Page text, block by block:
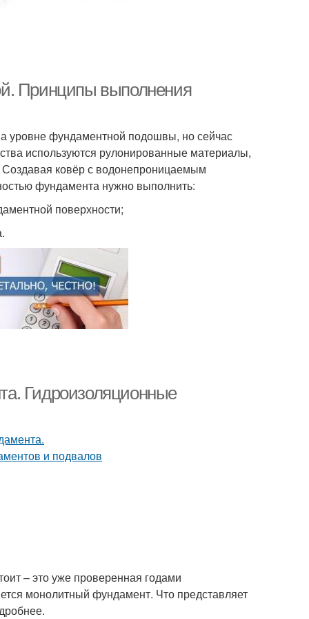
Принципы выполнения
уровне фундаментной подошвы, но сейчас
используются рулонированные материалы,
Создавая ковёр с водонепроницаемым
фундамента нужно выполнить:
поверхности;
Гидроизоляционные
– это уже проверенная годами
монолитный фундамент. Что представляет